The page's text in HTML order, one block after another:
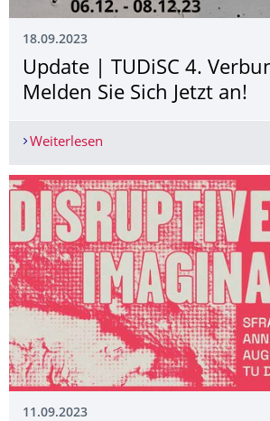
18.09.2023
Update | TUDiSC 4.
Melden Sie Sich Jetzt an!
Weiterlesen
11.09.2023